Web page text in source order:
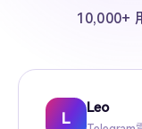
10,000+
L
LeoSarah
Kevin
Mike
Amy
Daniel
Jason
Wing